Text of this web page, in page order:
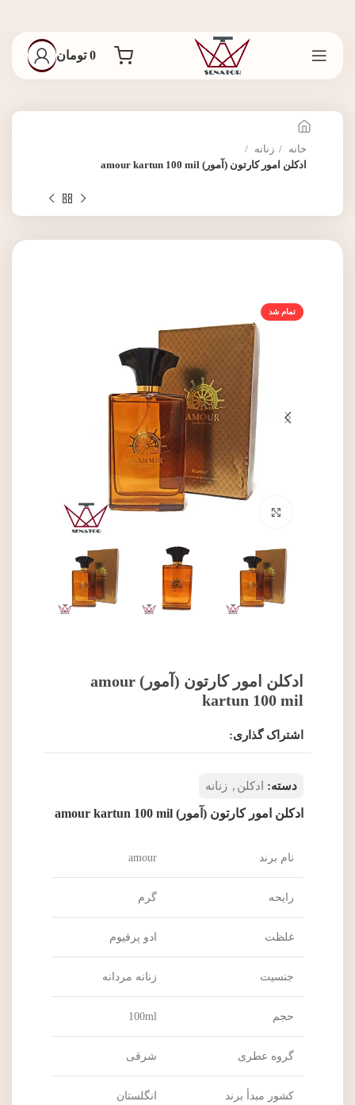
0 تومان
خانه
زنانه
ادکلن امور کارتون (آمور) amour kartun 100 mil
تمام شد
برای بزرگنمایی کلیک کنید
ادکلن امور کارتون (آمور) amour
kartun 100 mil
اشتراک گذاری:
دسته: ادکلن , زنانه
ادکلن امور کارتون (آمور) amour kartun 100 mil
نام برند amour
رایحه گرم
غلظت ادو پرفیوم
جنسیت زنانه مردانه
حجم 100ml
گروه عطری شرقی
کشور مبدأ برند انگلستان